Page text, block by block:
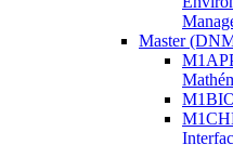
Master